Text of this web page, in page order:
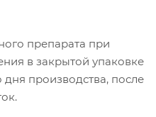
препарата при
в закрытой упаковке
производства, после